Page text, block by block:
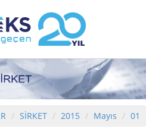
SİRKET 2015 Mayıs 01